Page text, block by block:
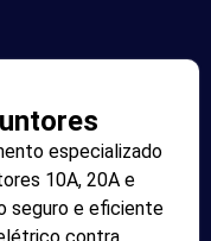
especializado
10A, 20A e
seguro e eficiente